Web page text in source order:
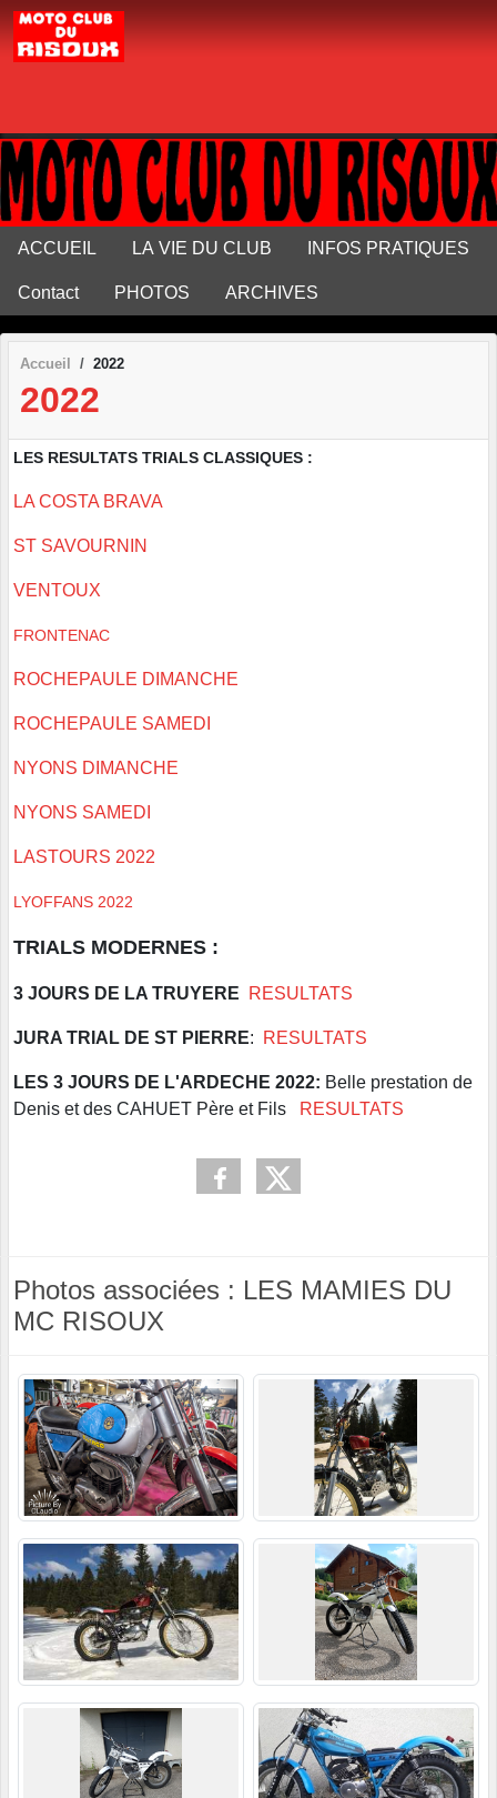
ACCUEIL LA VIE DU CLUB INFOS PRATIQUES
Contact PHOTOS ARCHIVES
Accueil 2022
2022
LES RESULTATS TRIALS CLASSIQUES :
LA COSTA BRAVA
ST SAVOURNIN
VENTOUX
FRONTENAC
ROCHEPAULE DIMANCHE
ROCHEPAULE SAMEDI
NYONS DIMANCHE
NYONS SAMEDI
LASTOURS 2022
LYOFFANS 2022
TRIALS MODERNES :
3 JOURS DE LA TRUYERE RESULTATS
JURA TRIAL DE ST PIERRE: RESULTATS
LES 3 JOURS DE L'ARDECHE 2022: Belle prestation de
Denis et des CAHUET Père et Fils
RESULTATS
Photos associées : LES MAMIES DU
MC RISOUX
Panneau de gestion des cookies